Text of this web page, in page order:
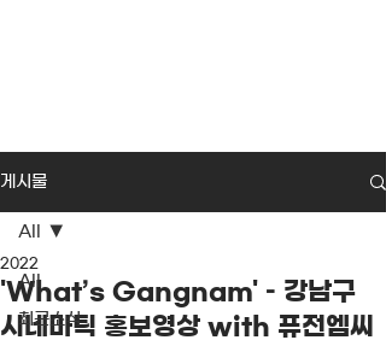
게시물
All
최근소식
All
'What’s Gangnam' – 강남구
시네마틱 홍보영상 with 퓨전엠씨
2022